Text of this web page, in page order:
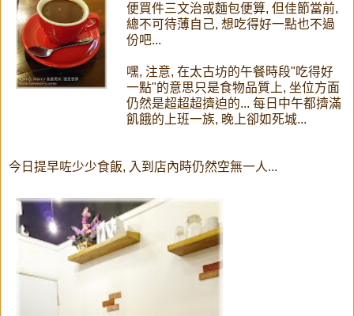
便買件三文治或麵包便算, 但佳節當前,
總不可待薄自己, 想吃得好一點也不過
份吧...
嘿, 注意, 在太古坊的午餐時段"吃得好
一點"的意思只是食物品質上, 坐位方面
仍然是超超超擠迫的... 每日中午都擠滿
飢餓的上班一族, 晚上卻如死城...
今日提早咗少少食飯, 入到店內時仍然空無一人...